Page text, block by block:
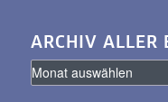
ARCHIV ALLER